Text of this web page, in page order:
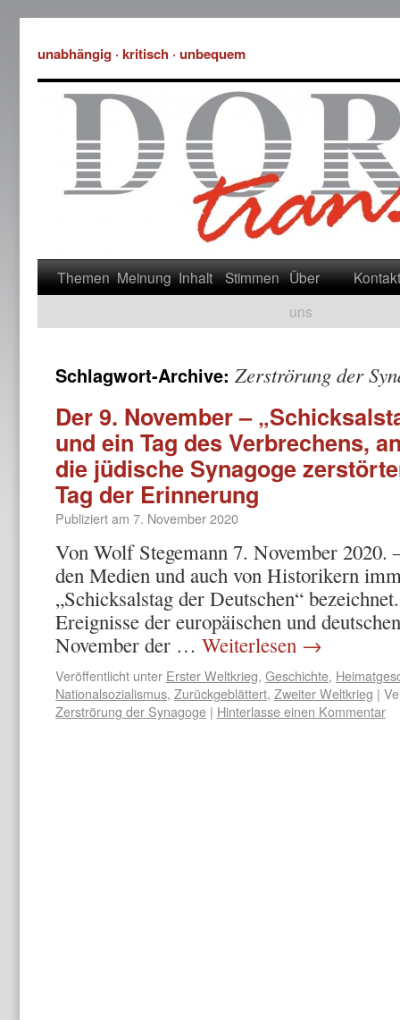
unabhängig · kritisch · unbequem
Themen Meinung Inhalt Stimmen Über
uns
Kontakt
Schlagwort-Archive: Zerströrung der
Der 9. November –
und ein Tag des Verbrechens,
die jüdische Synagoge
Tag der Erinnerung
Publiziert am 7. November 2020
Von Wolf Stegemann 7. November
den Medien und auch von Historikern
„Schicksalstag der Deutschen“
Ereignisse der europäischen und
November der … Weiterlesen →
Veröffentlicht unter Erster Weltkrieg, Geschichte,
Nationalsozialismus, Zurückgeblättert, Zweiter Weltkrieg |
Zerströrung der Synagoge | Hinterlasse einen Kommentar